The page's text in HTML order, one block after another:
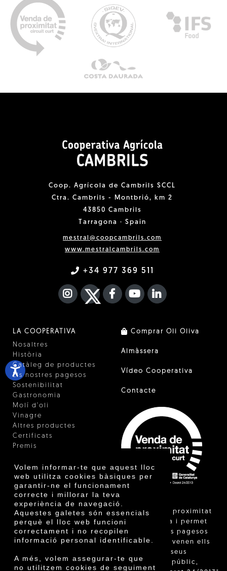
Volem informar-te que aquest lloc
web utilitza cookies bàsiques per
garantir-ne el funcionament
correcte i millorar la teva
experiència de navegació.
Aquestes galetes són essencials
perquè el lloc web funcioni
correctament i no recopilen
informació personal identificable.
A més, volem assegurar-te que
no utilitzem cookies de seguiment
Coop. Agrícola de Cambrils SCCL
Ctra. Cambrils - Montbrió, km 2
43850 Cambrils
Tarragona · Spain
mestral@coopcambrils.com
www.mestralcambrils.com
+34 977 369 511
INSTAGRAM
TWITTER
FACEBOOK F
YOUTUBEFA LINKEDIN
LA COOPERATIVA
Nosaltres
Història
Catàleg de productes
Els nostres pagesos
Sostenibilitat
Gastronomia
Molí d'oli
Vinagre
Altres productes
Certificats
Premis
Comprar Oli Oliva
Almàssera
Vídeo Cooperativa
Contacte
"La venda de proximitat
està regulada i permet
identificar els pagesos
catalans que venen ells
mateixos els seus
productes al públic,